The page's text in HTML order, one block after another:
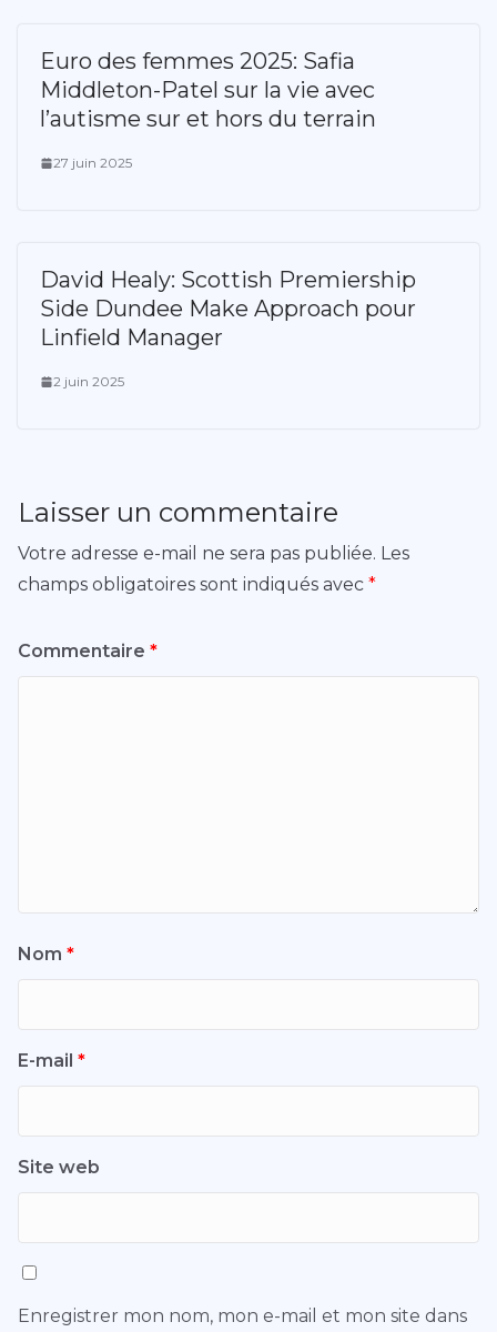
Euro des femmes 2025: Safia
Middleton-Patel sur la vie avec
l’autisme sur et hors du terrain
27 juin 2025
David Healy: Scottish Premiership
Side Dundee Make Approach pour
Linfield Manager
2 juin 2025
Laisser un commentaire
Votre adresse e-mail ne sera pas publiée. Les
champs obligatoires sont indiqués avec *
Commentaire *
Nom *
E-mail *
Site web
Enregistrer mon nom, mon e-mail et mon site dans